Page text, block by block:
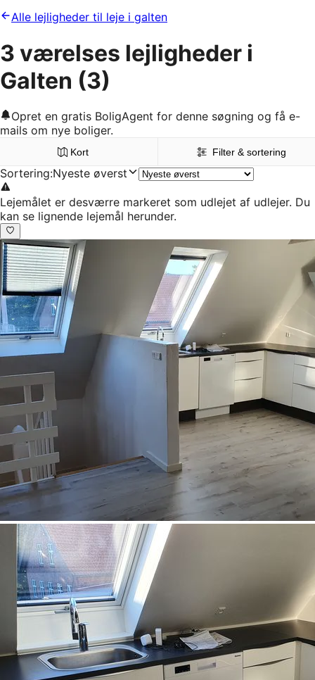
Alle lejligheder til leje i galten
3 værelses lejligheder i
Galten (3)
Opret en gratis BoligAgent for denne søgning og få e-
mails om nye boliger.
Kort Filter & sortering
Sortering:Nyeste øverst
Lejemålet er desværre markeret som udlejet af udlejer. Du
kan se lignende lejemål herunder.